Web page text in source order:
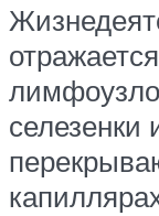
селезенки